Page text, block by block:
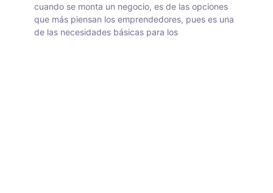
cuando se monta un negocio, es de las opciones
que más piensan los emprendedores, pues es una
de las necesidades básicas para los